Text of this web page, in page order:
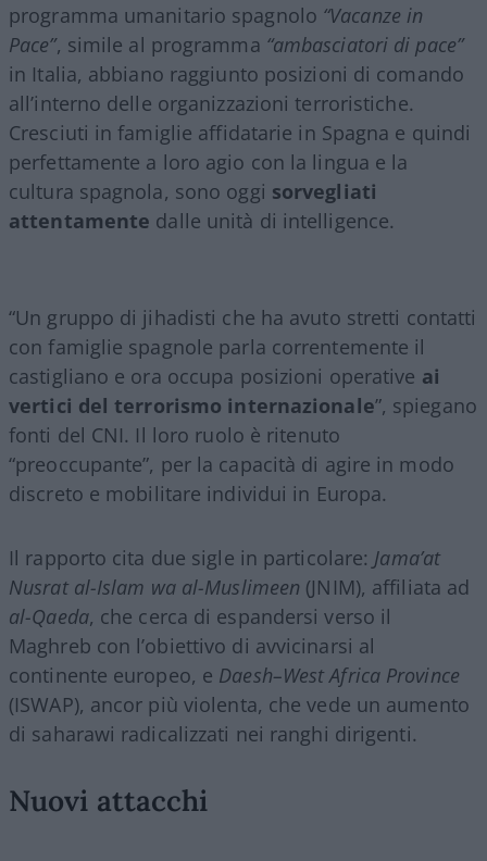
programma umanitario spagnolo “Vacanze in
Pace”, simile al programma “ambasciatori di pace”
in Italia, abbiano raggiunto posizioni di comando
all’interno delle organizzazioni terroristiche.
Cresciuti in famiglie affidatarie in Spagna e quindi
perfettamente a loro agio con la lingua e la
cultura spagnola, sono oggi sorvegliati
attentamente dalle unità di intelligence.
“Un gruppo di jihadisti che ha avuto stretti contatti
con famiglie spagnole parla correntemente il
castigliano e ora occupa posizioni operative ai
vertici del terrorismo internazionale”, spiegano
fonti del CNI. Il loro ruolo è ritenuto
“preoccupante”, per la capacità di agire in modo
discreto e mobilitare individui in Europa.
Il rapporto cita due sigle in particolare: Jama’at
Nusrat al-Islam wa al-Muslimeen (JNIM), affiliata ad
al-Qaeda, che cerca di espandersi verso il
Maghreb con l’obiettivo di avvicinarsi al
continente europeo, e Daesh–West Africa Province
(ISWAP), ancor più violenta, che vede un aumento
di saharawi radicalizzati nei ranghi dirigenti.
Nuovi attacchi